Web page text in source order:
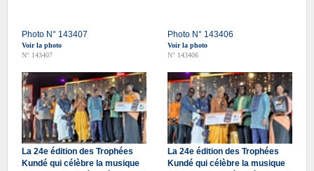
Photo N° 143407
Voir la photo
N° 143407
Photo N° 143406
Voir la photo
N° 143406
La 24e édition des Trophées
Kundé qui célèbre la musique
La 24e édition des Trophées
Kundé qui célèbre la musique